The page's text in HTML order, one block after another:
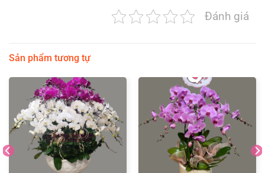
Đánh giá
Sản phẩm tương tự